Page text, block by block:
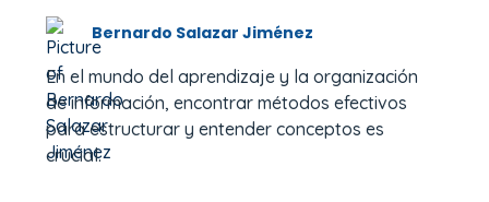
Bernardo Salazar Jiménez
En el mundo del aprendizaje y la organización
de información, encontrar métodos efectivos
para estructurar y entender conceptos es
crucial.